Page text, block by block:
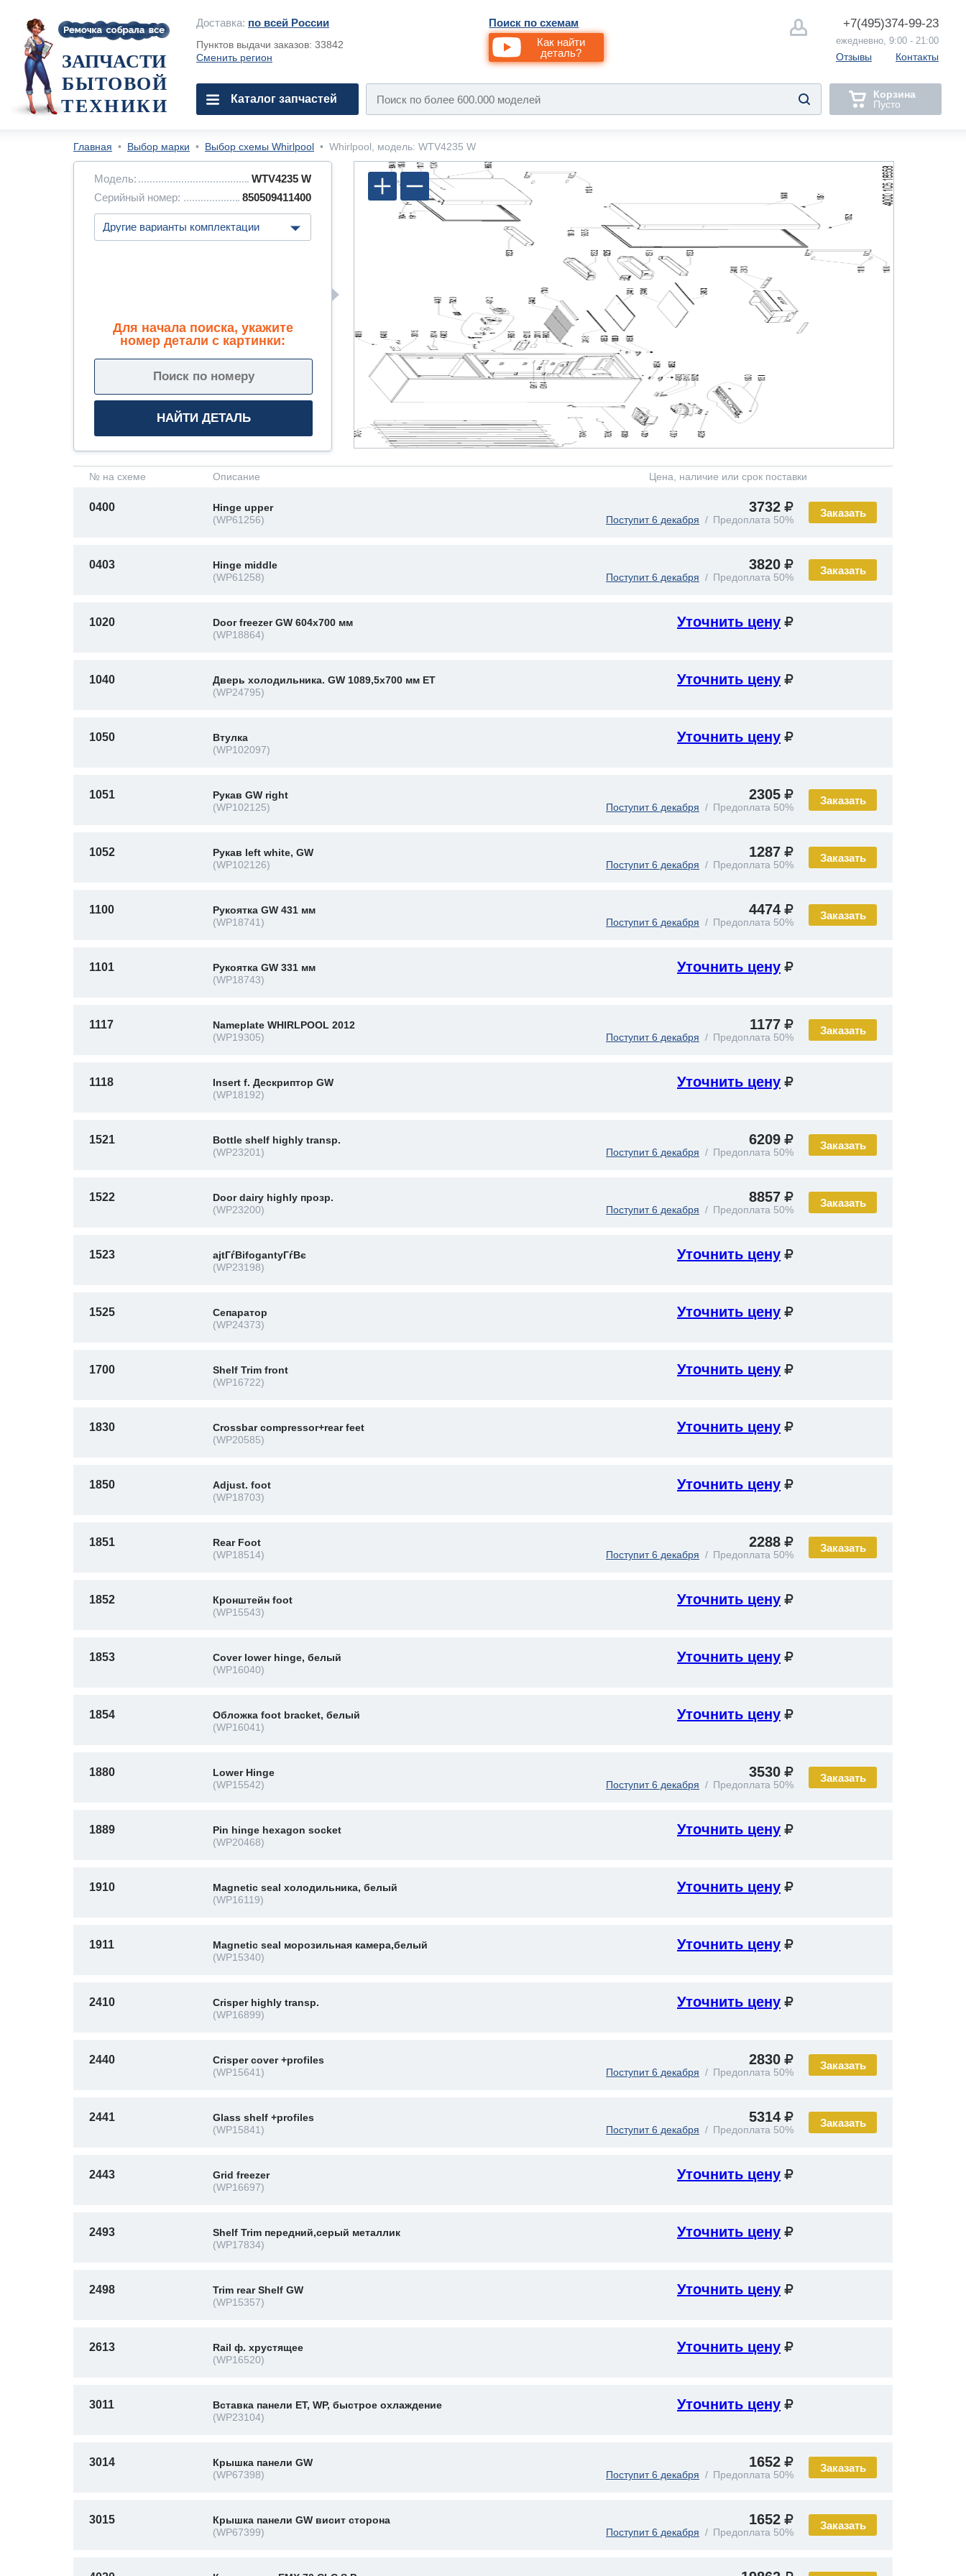
Доставка: по всей России
Пунктов выдачи заказов: 33842
Сменить регион
Поиск по схемам
Как найти
деталь?
+7(495)374-99-23
ежедневно, 9:00 - 21:00
Отзывы Контакты
ЗАПЧАСТИ
БЫТОВОЙ
ТЕХНИКИ
Каталог запчастей
Корзина
Пусто
Главная • Выбор марки • Выбор схемы Whirlpool • Whirlpool, модель: WTV4235 W
Модель:
WTV4235 W
Серийный номер:
850509411400
Для начала поиска, укажите
номер детали с картинки:
№ на схеме Описание Цена, наличие или срок поставки
Заказать
0400
Hinge upper
(WP61256)
3732
Поступит 6 декабря Предоплата 50%
Заказать
0403
Hinge middle
(WP61258)
3820
Поступит 6 декабря Предоплата 50%
1020
Door freezer GW 604x700 мм
(WP18864)
Уточнить цену
1040
Дверь холодильника. GW 1089,5x700 мм ET
(WP24795)
Уточнить цену
1050
Втулка
(WP102097)
Уточнить цену
Заказать
1051
Рукав GW right
(WP102125)
2305
Поступит 6 декабря Предоплата 50%
Заказать
1052
Рукав left white, GW
(WP102126)
1287
Поступит 6 декабря Предоплата 50%
Заказать
1100
Рукоятка GW 431 мм
(WP18741)
4474
Поступит 6 декабря Предоплата 50%
1101
Рукоятка GW 331 мм
(WP18743)
Уточнить цену
Заказать
1117
Nameplate WHIRLPOOL 2012
(WP19305)
1177
Поступит 6 декабря Предоплата 50%
1118
Insert f. Дескриптор GW
(WP18192)
Уточнить цену
Заказать
1521
Bottle shelf highly transp.
(WP23201)
6209
Поступит 6 декабря Предоплата 50%
Заказать
1522
Door dairy highly прозр.
(WP23200)
8857
Поступит 6 декабря Предоплата 50%
1523
ajtГѓВіfogantyГѓВє
(WP23198)
Уточнить цену
1525
Сепаратор
(WP24373)
Уточнить цену
1700
Shelf Trim front
(WP16722)
Уточнить цену
1830
Crossbar compressor+rear feet
(WP20585)
Уточнить цену
1850
Adjust. foot
(WP18703)
Уточнить цену
Заказать
1851
Rear Foot
(WP18514)
2288
Поступит 6 декабря Предоплата 50%
1852
Кронштейн foot
(WP15543)
Уточнить цену
1853
Cover lower hinge, белый
(WP16040)
Уточнить цену
1854
Обложка foot bracket, белый
(WP16041)
Уточнить цену
Заказать
1880
Lower Hinge
(WP15542)
3530
Поступит 6 декабря Предоплата 50%
1889
Pin hinge hexagon socket
(WP20468)
Уточнить цену
1910
Magnetic seal холодильника, белый
(WP16119)
Уточнить цену
1911
Magnetic seal морозильная камера,белый
(WP15340)
Уточнить цену
2410
Crisper highly transp.
(WP16899)
Уточнить цену
Заказать
2440
Crisper cover +profiles
(WP15641)
2830
Поступит 6 декабря Предоплата 50%
Заказать
2441
Glass shelf +profiles
(WP15841)
5314
Поступит 6 декабря Предоплата 50%
2443
Grid freezer
(WP16697)
Уточнить цену
2493
Shelf Trim передний,серый металлик
(WP17834)
Уточнить цену
2498
Trim rear Shelf GW
(WP15357)
Уточнить цену
2613
Rail ф. хрустящее
(WP16520)
Уточнить цену
3011
Вставка панели ET, WP, быстрое охлаждение
(WP23104)
Уточнить цену
Заказать
3014
Крышка панели GW
(WP67398)
1652
Поступит 6 декабря Предоплата 50%
Заказать
3015
Крышка панели GW висит сторона
(WP67399)
1652
Поступит 6 декабря Предоплата 50%